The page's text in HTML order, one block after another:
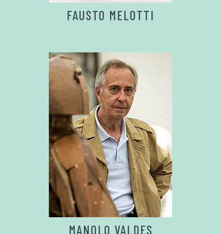
FAUSTO MELOTTI
MANOLO VALDES